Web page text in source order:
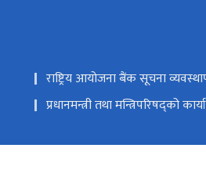
राष्ट्रिय आयोजना बैंक सूचना
प्रधानमन्त्री तथा मन्त्रिपरिषद्को